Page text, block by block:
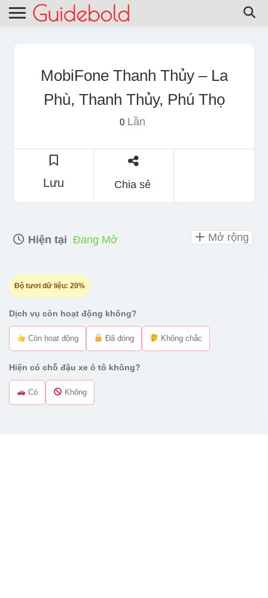
MobiFone Thanh Thủy – La
Phù, Thanh Thủy, Phú Thọ
0Lần
Lưu Chia sẻ
Hiện tại Đang Mở
Độ tươi dữ liệu: 20%
Dịch vụ còn hoạt động không?
Còn hoạt động Đã đóng Không chắc
Hiện có chỗ đậu xe ô tô không?
Có Không
Mở rộng